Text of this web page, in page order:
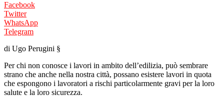
Facebook
Twitter
WhatsApp
Telegram
di Ugo Perugini §
Per chi non conosce i lavori in ambito dell’edilizia, può sembrare
strano che anche nella nostra città, possano esistere lavori in quota
che espongono i lavoratori a rischi particolarmente gravi per la loro
salute e la loro sicurezza.